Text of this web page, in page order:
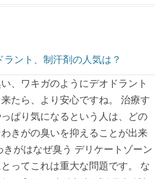
ント、制汗剤の人気は？
、ワキガのようにデオドラント
たら、より安心ですね。 治療す
ぱり気になるという人は、どの
きがの臭いを抑えることが出来
がはなぜ臭う デリケートゾーン
ってこれは重大な問題です。 な